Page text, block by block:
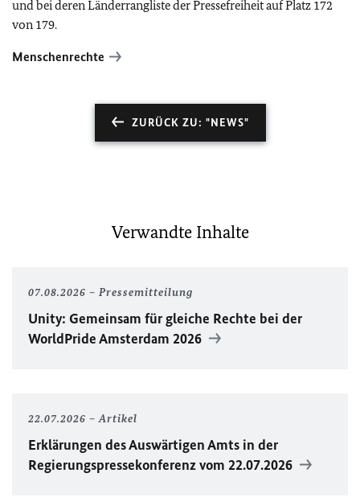
und bei deren Länderrangliste der Pressefreiheit auf Platz 172
von 179.
Menschenrechte
ZURÜCK ZU: "NEWS"
Verwandte Inhalte
07.08.2026 Pressemitteilung
Unity: Gemeinsam für gleiche Rechte bei der
WorldPrideAmsterdam 2026
22.07.2026 Artikel
Erklärungen des Auswärtigen Amts in der
Regierungspressekonferenz vom 22.07.2026